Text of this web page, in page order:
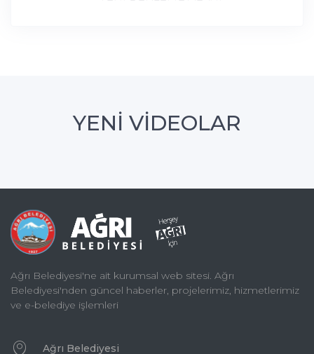
YENİ VİDEOLAR
Ağrı Belediyesi'ne ait kurumsal web sitesi. Ağrı
Belediyesi'nden güncel haberler, projelerimiz, hizmetlerimiz
ve e-belediye işlemleri
Ağrı Belediyesi